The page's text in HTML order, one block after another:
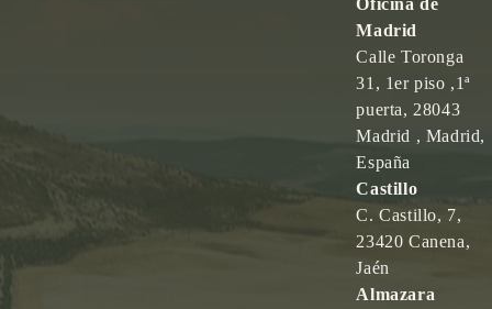
Oficina de
Madrid
Calle Toronga
31, 1er piso ,1ª
puerta, 28043
Madrid , Madrid,
España
Castillo
C. Castillo, 7,
23420 Canena,
Jaén
Almazara